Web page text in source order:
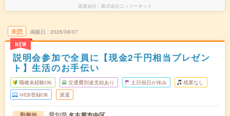
派遣会社 株式会社ニッソーネット
未読
NEW
掲載日 2026/08/07
説明会参加で全員に【現金2千円相当プレゼン
ト】生活のお手伝い
職種未経験OK 交通費別途支給あり 土日祝日が休み 残業なし
WEB登録OK 派遣
愛知県